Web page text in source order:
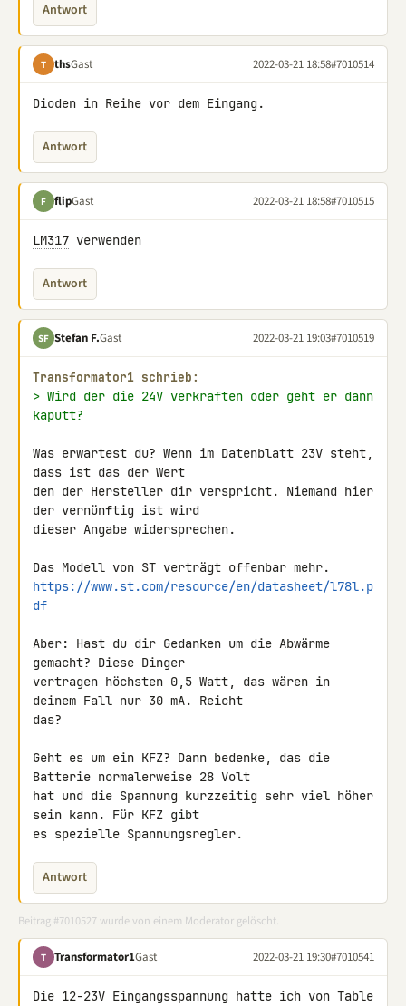
Antwort
T thsGast 2022-03-21 18:58#7010514
Dioden in Reihe vor dem Eingang.
Antwort
F flipGast 2022-03-21 18:58#7010515
LM317 verwenden
Antwort
SF Stefan F.Gast 2022-03-21 19:03#7010519
Transformator1 schrieb:
> Wird der die 24V verkraften oder geht er dann
kaputt?
Was erwartest du? Wenn im Datenblatt 23V steht,
dass ist das der Wert
den der Hersteller dir verspricht. Niemand hier
der vernünftig ist wird
dieser Angabe widersprechen.
https://www.st.com/resource/en/datasheet/l78l.p
df
Aber: Hast du dir Gedanken um die Abwärme
gemacht? Diese Dinger
vertragen höchsten 0,5 Watt, das wären in
deinem Fall nur 30 mA. Reicht
das?
Geht es um ein KFZ? Dann bedenke, das die
Batterie normalerweise 28 Volt
hat und die Spannung kurzzeitig sehr viel höher
sein kann. Für KFZ gibt
es spezielle Spannungsregler.
Antwort
Beitrag #7010527 wurde von einem Moderator gelöscht.
T Transformator1Gast 2022-03-21 19:30#7010541
Die 12-23V Eingangsspannung hatte ich von Table